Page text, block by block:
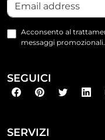
SERVIZI
Acconsento al
messaggi
SEGUICI